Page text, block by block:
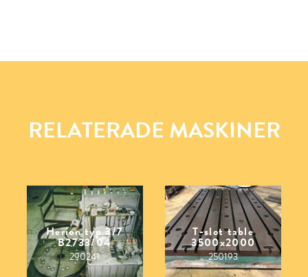
RELATERADE MASKINER
Herion typ 3/7
B2733/04
290241
T-slot table
3500x2000
250193